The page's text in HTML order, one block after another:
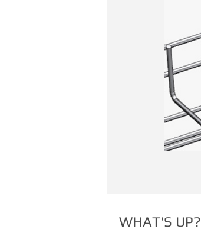
WHAT'S UP?